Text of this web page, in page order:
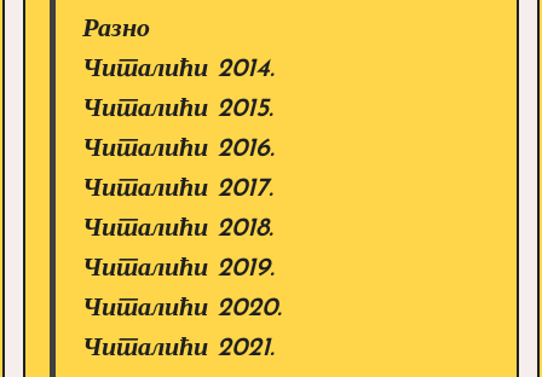
Разно
Читалићи 2014.
Читалићи 2015.
Читалићи 2016.
Читалићи 2017.
Читалићи 2018.
Читалићи 2019.
Читалићи 2020.
Читалићи 2021.